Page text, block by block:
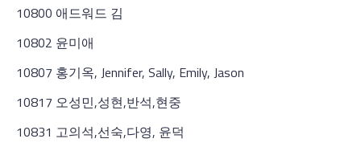
10800 애드워드 김
10802 윤미애
10807 홍기옥, Jennifer, Sally, Emily, Jason
10817 오성민,성현,반석,현중
10831 고의석,선숙,다영, 윤덕